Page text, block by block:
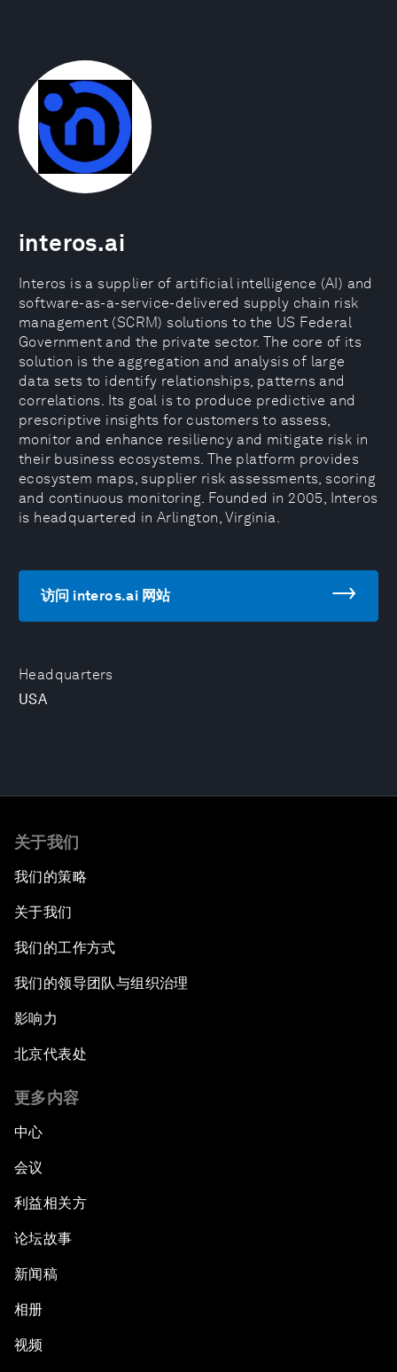
Headquarters
USA
interos.ai
Interos is a supplier of artificial intelligence (AI) and
software-as-a-service-delivered supply chain risk
management (SCRM) solutions to the US Federal
Government and the private sector. The core of its
solution is the aggregation and analysis of large
data sets to identify relationships, patterns and
correlations. Its goal is to produce predictive and
prescriptive insights for customers to assess,
monitor and enhance resiliency and mitigate risk in
their business ecosystems. The platform provides
ecosystem maps, supplier risk assessments, scoring
and continuous monitoring. Founded in 2005, Interos
is headquartered in Arlington, Virginia.
访问 interos.ai 网站
关于我们
我们的策略
关于我们
我们的工作方式
我们的领导团队与组织治理
影响力
北京代表处
更多内容
中心
会议
利益相关方
论坛故事
新闻稿
相册
视频